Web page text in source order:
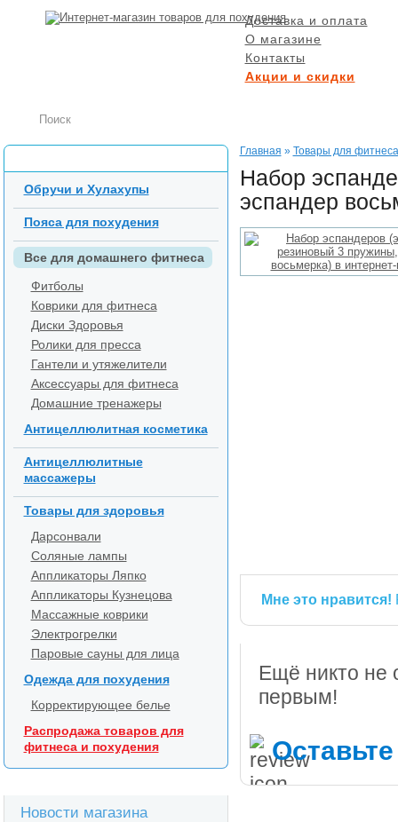
Доставка и оплата
О магазине
Контакты
Акции и скидки
Главная » Товары для фитнеса
Набор
эспандер
Мне это нравится!
Ещё никто не
первым!
Обручи и Хулахупы
Пояса для похудения
Все для домашнего фитнеса
Фитболы
Коврики для фитнеса
Диски Здоровья
Ролики для пресса
Гантели и утяжелители
Аксессуары для фитнеса
Домашние тренажеры
Антицеллюлитная косметика
Антицеллюлитные
массажеры
Товары для здоровья
Дарсонвали
Соляные лампы
Аппликаторы Ляпко
Аппликаторы Кузнецова
Массажные коврики
Электрогрелки
Паровые сауны для лица
Одежда для похудения
Корректирующее белье
Распродажа товаров для
фитнеса и похудения
Новости магазина